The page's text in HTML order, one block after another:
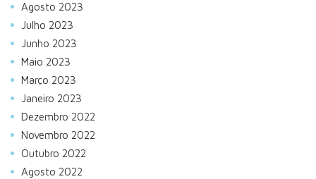
Agosto 2023
Julho 2023
Junho 2023
Maio 2023
Março 2023
Janeiro 2023
Dezembro 2022
Novembro 2022
Outubro 2022
Agosto 2022